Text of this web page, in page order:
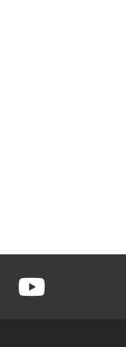
youtube